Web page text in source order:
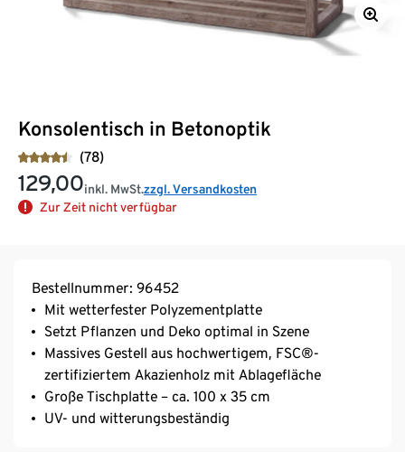
Konsolentisch in Betonoptik
(78)
129,00inkl. MwSt.zzgl. Versandkosten
Zur Zeit nicht verfügbar
Bestellnummer: 96452
Mit wetterfester Polyzementplatte
Setzt Pflanzen und Deko optimal in Szene
Massives Gestell aus hochwertigem, FSC®-
zertifiziertem Akazienholz mit Ablagefläche
Große Tischplatte – ca. 100 x 35 cm
UV- und witterungsbeständig